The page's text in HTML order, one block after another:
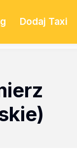
Dodaj Taxi